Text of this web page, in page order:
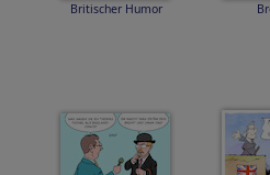
Britischer Humor